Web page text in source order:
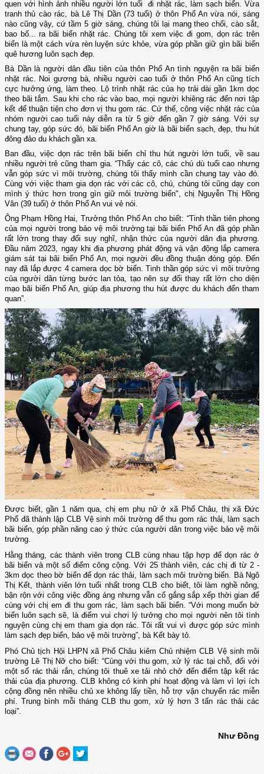
quen với hình ảnh nhiều người lớn tuổi đi nhặt rác, làm sạch biển. Vừa
tranh thủ cào rác, bà Lê Thị Dần (73 tuổi) ở thôn Phổ An vừa nói, sáng
nào cũng vậy, cứ tầm 5 giờ sáng, chúng tôi lại mang theo chổi, cào sắt,
bao bố... ra bãi biển nhặt rác. Chúng tôi xem việc đi gom, dọn rác trên
biển là một cách vừa rèn luyện sức khỏe, vừa góp phần giữ gìn bãi biển
quê hương luôn sạch đẹp.
Bà Dần là người dân đầu tiên của thôn Phổ An tình nguyện ra bãi biển
nhặt rác. Noi gương bà, nhiều người cao tuổi ở thôn Phổ An cũng tích
cực hưởng ứng, làm theo. Lộ trình nhặt rác của họ trải dài gần 1km dọc
theo bãi tắm. Sau khi cho rác vào bao, mọi người khiêng rác đến nơi tập
kết để thuận tiện cho đơn vị thu gom rác. Cứ thế, công việc nhặt rác của
nhóm người cao tuổi này diễn ra từ 5 giờ đến gần 7 giờ sáng. Với sự
chung tay, góp sức đó, bãi biển Phổ An giờ là bãi biển sạch, đẹp, thu hút
đông đảo du khách gần xa.
Ban đầu, việc dọn rác trên bãi biển chỉ thu hút người lớn tuổi, về sau
nhiều người trẻ cũng tham gia. “Thấy các cô, các chú dù tuổi cao nhưng
vẫn góp sức vì môi trường, chúng tôi thấy mình cần chung tay vào đó.
Cùng với việc tham gia dọn rác với các cô, chú, chúng tôi cũng dạy con
mình ý thức hơn trong gìn giữ môi trường biển", chị Nguyễn Thị Hồng
Vân (39 tuổi) ở thôn Phổ An vui vẻ nói.
Ông Phạm Hồng Hai, Trưởng thôn Phổ An cho biết: “Tinh thần tiên phong
của mọi người trong bảo vệ môi trường tại bãi biển Phổ An đã góp phần
rất lớn trong thay đổi suy nghĩ, nhận thức của người dân địa phương.
Đầu năm 2023, ngay khi địa phương phát động và vận động lắp camera
giám sát tại bãi biển Phổ An, mọi người đều đồng thuận đóng góp. Đến
nay đã lắp được 4 camera dọc bờ biển. Tinh thần góp sức vì môi trường
của người dân từng bước lan tỏa, tạo nên sự đổi thay rất lớn cho diện
mạo bãi biển Phổ An, giúp địa phương thu hút được du khách đến tham
quan”.
Được biết, gần 1 năm qua, chị em phụ nữ ở xã Phổ Châu, thị xã Đức
Phổ đã thành lập CLB Vệ sinh môi trường để thu gom rác thải, làm sạch
bãi biển, góp phần nâng cao ý thức của người dân trong việc bảo vệ môi
trường.
Hằng tháng, các thành viên trong CLB cùng nhau tập hợp để dọn rác ở
bãi biển và một số điểm công cộng.Với 25 thành viên, các chị đi từ 2 -
3km dọc theo bờ biển để dọn rác thải, làm sạch môi trường biển. Bà Ngô
Thị Kết, thành viên lớn tuổi nhất trong CLB cho biết, tôi làm nghề nông,
bận rộn với công việc đồng áng nhưng vẫn cố gắng sắp xếp thời gian để
cùng với chị em đi thu gom rác, làm sạch bãi biển. “Với mong muốn bờ
biển luôn sạch sẽ, là điểm vui chơi lý tưởng cho mọi người nên tôi tình
nguyện cùng chị em tham gia dọn rác. Tôi rất vui vì được góp sức mình
làm sạch đẹp biển, bảo vệ môi trường”, bà Kết bày tỏ.
Phó Chủ tịch Hội LHPN xã Phổ Châu kiêm Chủ nhiệm CLB Vệ sinh môi
trường Lê Thị Nỡ cho biết: “Cùng với thu gom, xử lý rác tại chỗ, đối với
một số rác thải rắn, chúng tôi thuê xe tải nhỏ chở đến điểm tập kết rác
thải của địa phương. CLB không có kinh phí hoạt động và làm vì lợi ích
cộng đồng nên nhiều chủ xe không lấy tiền, hỗ trợ vận chuyển rác miễn
phí. Trung bình mỗi tháng CLB thu gom, xử lý hơn 3 tấn rác thải các
loại”.
Như Đồng